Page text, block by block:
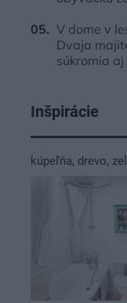
V dome v
Dvaja
súkromia
Inšpirácie
kúpeľňa, drevo,